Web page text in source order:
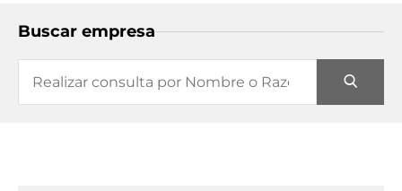
Buscar empresa